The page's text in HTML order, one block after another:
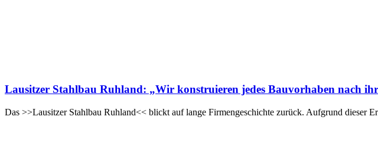
Lausitzer Stahlbau Ruhland: „Wir konstruieren jedes Bauvorhaben nach
Das >>Lausitzer Stahlbau Ruhland<< blickt auf lange Firmengeschichte zurück. Aufgrund dieser